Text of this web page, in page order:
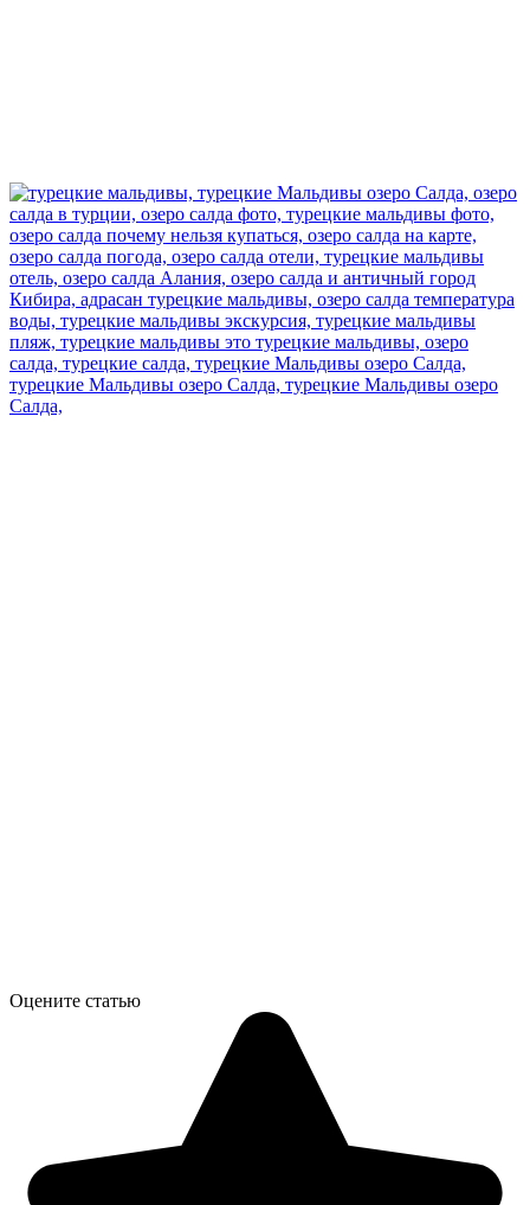
Оцените статью